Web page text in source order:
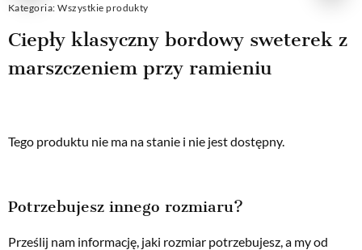
Kategoria: Wszystkie produkty
Ciepły klasyczny bordowy sweterek z
marszczeniem przy ramieniu
Tego produktu nie ma na stanie i nie jest dostępny.
Potrzebujesz innego rozmiaru?
Prześlij nam informację, jaki rozmiar potrzebujesz, a my od